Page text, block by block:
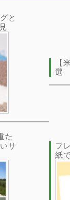
と
【
選
た
サ
フ
紙